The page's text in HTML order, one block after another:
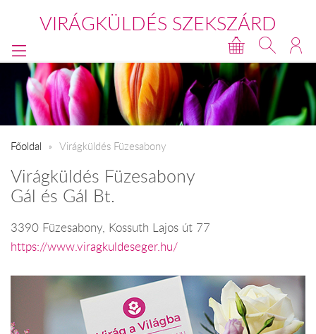
VIRÁGKÜLDÉS SZEKSZÁRD
Főoldal Virágküldés Füzesabony
Virágküldés Füzesabony
Gál és Gál Bt.
3390 Füzesabony, Kossuth Lajos út 77
https://www.viragkuldeseger.hu/